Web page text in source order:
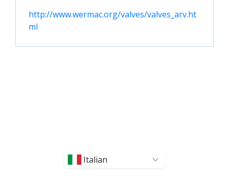
http://www.wermac.org/valves/valves_arv.ht
ml
Italian